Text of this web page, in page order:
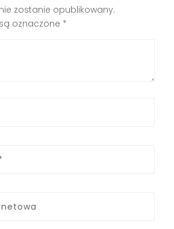
zostanie opublikowany.
oznaczone *